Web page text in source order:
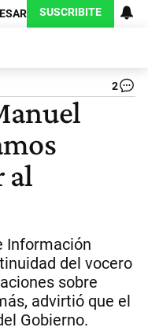
SUSCRIBITE
2
al
Información
del vocero
sobre
advirtió que el
Gobierno.